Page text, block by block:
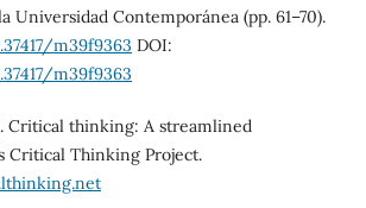
Universidad Contemporánea (pp. 61–70).
m39f9363 DOI:
m39f9363
Critical thinking: A streamlined
Critical Thinking Project.